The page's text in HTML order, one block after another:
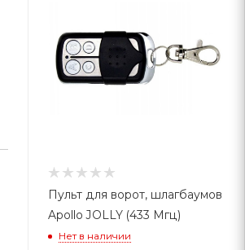
Пульт для ворот, шлагбаумов
Apollo JOLLY (433 Мгц)
Нет в наличии